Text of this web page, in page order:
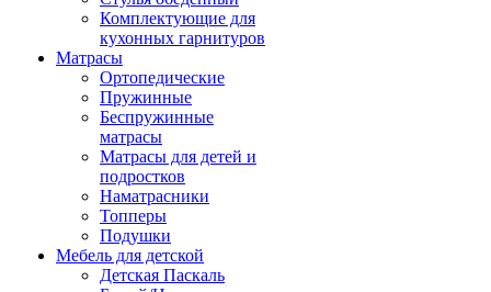
Комплектующие для
кухонных гарнитуров
Матраcы
Ортопедические
Пружинные
Беспружинные
матрасы
Матрасы для детей и
подростков
Наматрасники
Топперы
Подушки
Мебель для детской
Детская Паскаль